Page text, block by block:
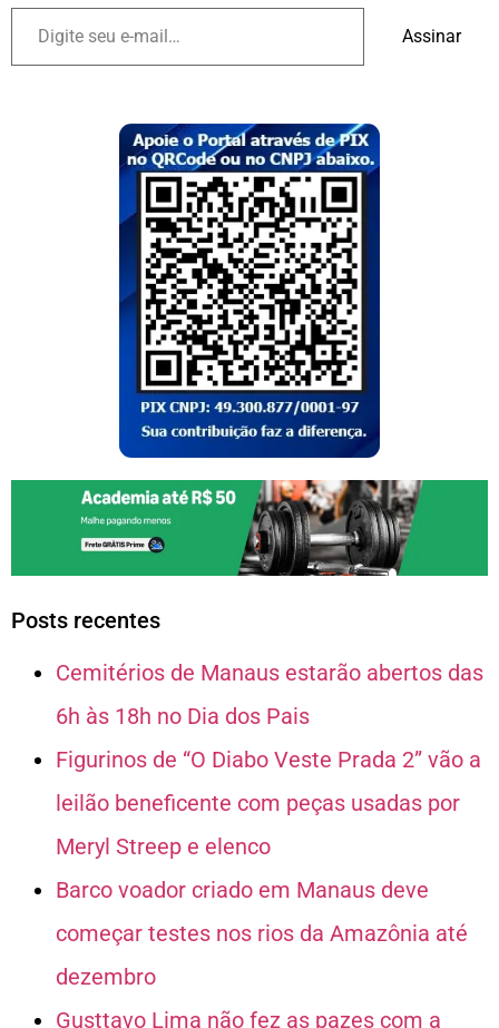
Assinar
Posts recentes
Cemitérios de Manaus estarão abertos das
6h às 18h no Dia dos Pais
Figurinos de “O Diabo Veste Prada 2” vão a
leilão beneficente com peças usadas por
Meryl Streep e elenco
Barco voador criado em Manaus deve
começar testes nos rios da Amazônia até
dezembro
Gusttavo Lima não fez as pazes com a